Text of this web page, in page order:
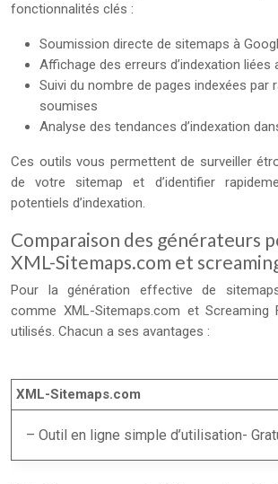
fonctionnalités clés :
Soumission directe de sitemaps à
Affichage des erreurs d’indexation liées
Suivi du nombre de pages indexées par
soumises
Analyse des tendances d’indexation
Ces outils vous permettent de surveiller
de votre sitemap et d’identifier
potentiels d’indexation.
Comparaison des générateurs
XML-Sitemaps.com et
Pour la génération effective de
comme XML-Sitemaps.com et
utilisés. Chacun a ses avantages :
XML-Sitemaps.com
– Outil en ligne simple d’utilisation-